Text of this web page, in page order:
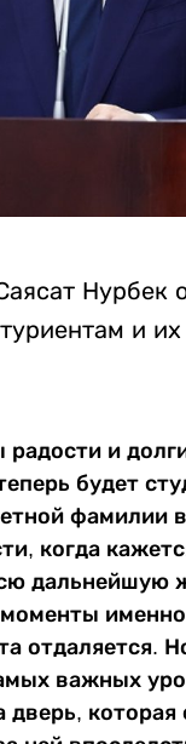
Нурбек
и
радости и
будет
фамилии
когда
дальнейшую
отдаляется.
важных
которая